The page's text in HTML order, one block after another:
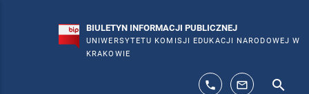
BIULETYN INFORMACJI PUBLICZNEJ
UNIWERSYTETU KOMISJI EDUKACJI NARODOWEJ W
KRAKOWIE
phone mail_outline search